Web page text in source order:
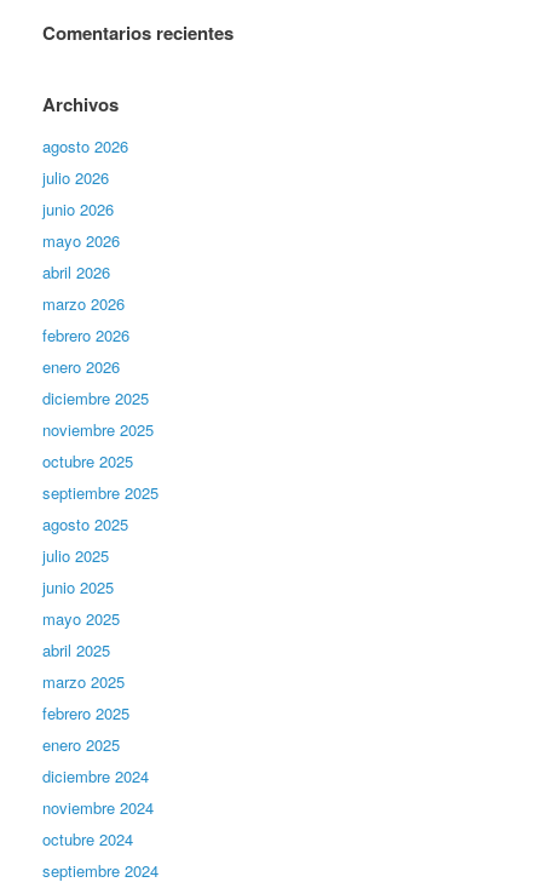
Comentarios recientes
Archivos
agosto 2026
julio 2026
junio 2026
mayo 2026
abril 2026
marzo 2026
febrero 2026
enero 2026
diciembre 2025
noviembre 2025
octubre 2025
septiembre 2025
agosto 2025
julio 2025
junio 2025
mayo 2025
abril 2025
marzo 2025
febrero 2025
enero 2025
diciembre 2024
noviembre 2024
octubre 2024
septiembre 2024